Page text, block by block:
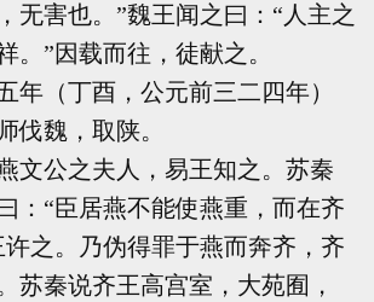
无害也。”魏王闻之曰：“人主之
。”因载而往，徒献之。
（丁酉，公元前三二四年）
魏，取陕。
公之夫人，易王知之。苏秦
：“臣居燕不能使燕重，而在齐
许之。乃伪得罪于燕而奔齐，齐
苏秦说齐王高宫室，大苑囿，